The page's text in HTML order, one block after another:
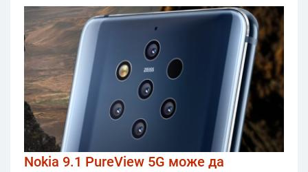
Nokia 9.1 PureView 5G може да